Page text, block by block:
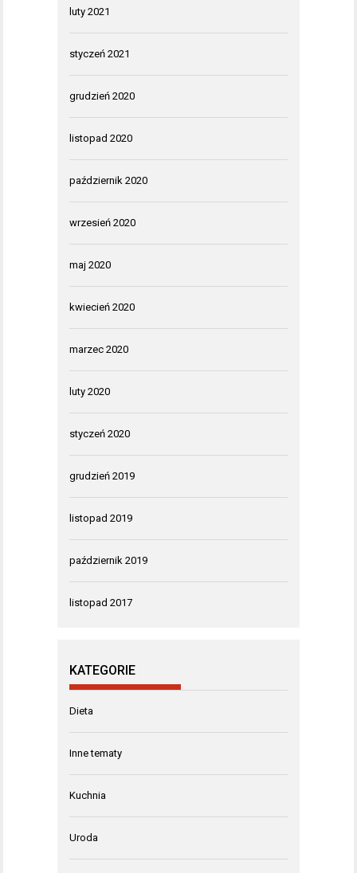
luty 2021
styczeń 2021
grudzień 2020
listopad 2020
październik 2020
wrzesień 2020
maj 2020
kwiecień 2020
marzec 2020
luty 2020
styczeń 2020
grudzień 2019
listopad 2019
październik 2019
listopad 2017
KATEGORIE
Dieta
Inne tematy
Kuchnia
Uroda